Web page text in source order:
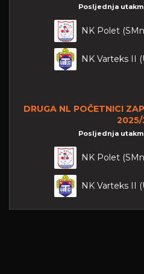
Posljednja
NK Polet
NK Varteks II
DRUGA NL POČETNICI
2025/
Posljednja
NK Polet
NK Varteks II